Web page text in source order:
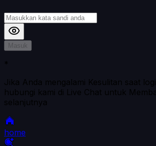
Masuk
*
Jika Anda mengalami Kesulitan saat
hubungi kami di Live Chat untuk
selanjutnya
home